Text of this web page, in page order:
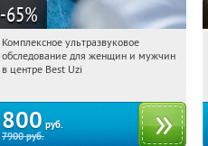
-65%
07:21:46 Купили:
Арбатская
Комплексное ультразвуковое
обследование для женщин и мужчин
в центре Best Uzi
800 руб.
7900руб.